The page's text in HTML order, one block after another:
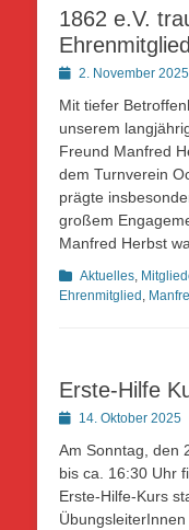
1862 e.V.
Posted2. November 2025
Mit tiefer
unserem
Freund Manfred
dem Turnverein
prägte
großem
Manfred Herbst
Kategorien
Aktuelles,
Ehrenmitglied ,
Erste-Hilfe
Posted14. Oktober 2025
Am Sonntag, den
bis ca. 16:30 Uhr
Erste-Hilfe-Kurs